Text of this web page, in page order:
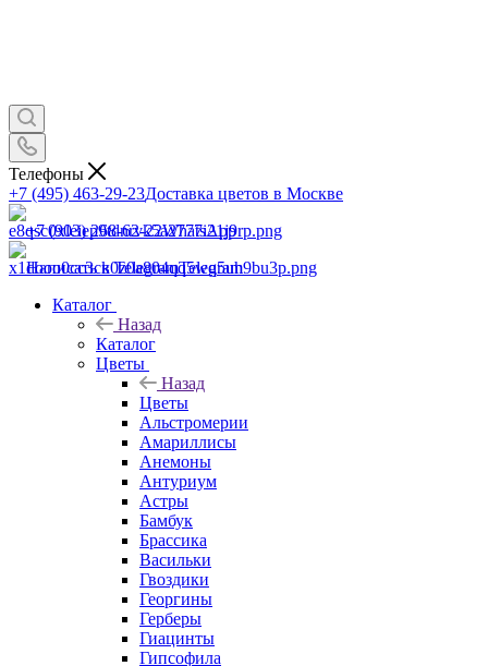
Телефоны
+7 (495) 463-29-23Доставка цветов в Москве
+7 (903) 268-62-22WhatsApp
Написать в TelegramTelegram
Каталог
Назад
Каталог
Цветы
Назад
Цветы
Альстромерии
Амариллисы
Анемоны
Антуриум
Астры
Бамбук
Брассика
Васильки
Гвоздики
Георгины
Герберы
Гиацинты
Гипсофила